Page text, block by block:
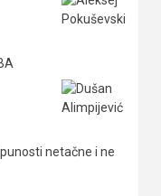
netačne i ne